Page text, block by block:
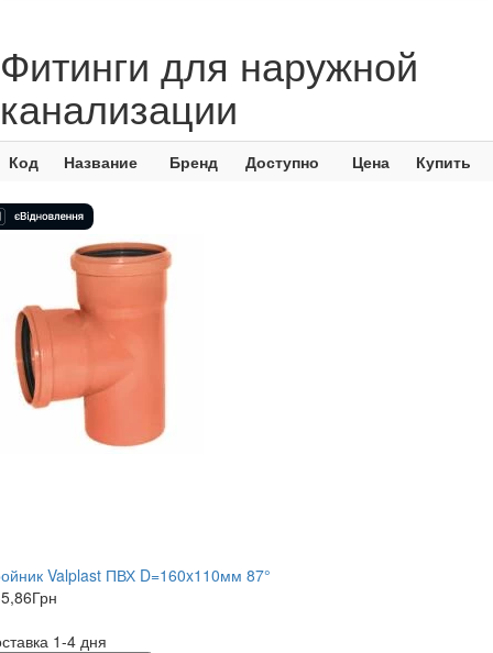
Фитинги для наружной
канализации
Код Название Бренд Доступно Цена Купить
Valplast ПВХ D=160x110мм 87°
Грн
1-4 дня